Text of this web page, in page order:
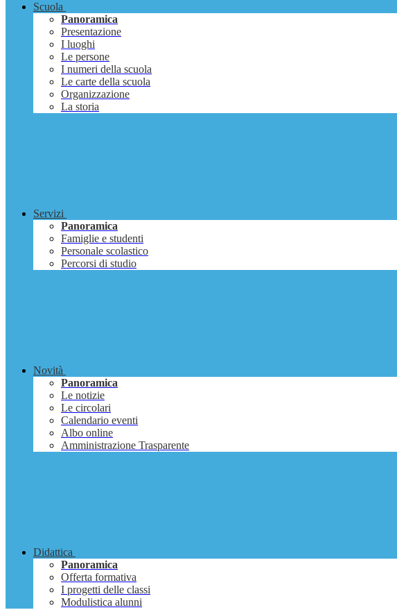
Scuola
Panoramica
Presentazione
I luoghi
Le persone
I numeri della scuola
Le carte della scuola
Organizzazione
La storia
Servizi
Panoramica
Famiglie e studenti
Personale scolastico
Percorsi di studio
Novità
Panoramica
Le notizie
Le circolari
Calendario eventi
Albo online
Amministrazione Trasparente
Didattica
Panoramica
Offerta formativa
I progetti delle classi
Modulistica alunni